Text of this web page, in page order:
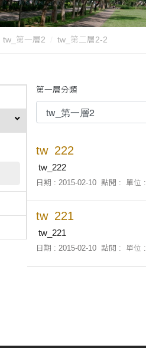
tw_第一層2 tw_第二層2-2
第一層分類
tw_222
tw_222
日期 : 2015-02-10 點閱 : 單位 :
tw_221
tw_221
日期 : 2015-02-10 點閱 : 單位 :